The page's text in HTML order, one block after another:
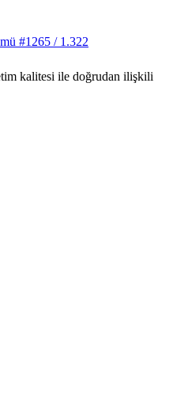
#1265 / 1.322
kalitesi ile doğrudan ilişkili